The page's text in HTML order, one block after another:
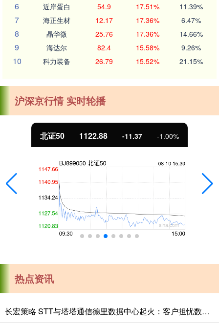
6 近岸蛋白 54.9 17.51% 11.39%
7 海正生材 12.17 17.36% 6.47%
8 晶华微 25.76 17.36% 14.66%
9 海达尔 82.4 15.58% 9.26%
10 科力装备 26.79 15.52% 21.15%
沪深京行情 实时轮播
北证50 1122.88 -11.37 -1.00%
热点资讯
长宏策略 STT与塔塔通信德里数据中心起火：客户担忧数十年数据丢失，谷歌云受波及